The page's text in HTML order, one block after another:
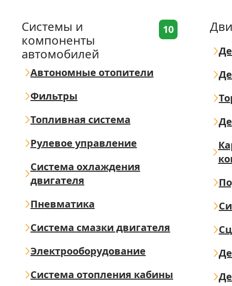
Системы и
компоненты
автомобилей
10
Автономные отопители
Фильтры
Топливная система
Рулевое управление
Система охлаждения
двигателя
Пневматика
Система смазки двигателя
Электрооборудование
Система отопления кабины